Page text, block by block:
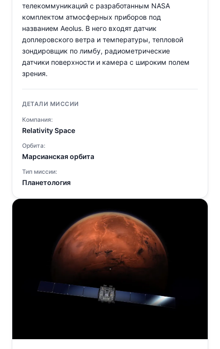
телекоммуникаций с разработанным NASA
комплектом атмосферных приборов под
названием Aeolus. В него входят датчик
доплеровского ветра и температуры, тепловой
зондировщик по лимбу, радиометрические
датчики поверхности и камера с широким полем
зрения.
ДЕТАЛИ МИССИИ
Компания:
Relativity Space
Орбита:
Марсианская орбита
Тип миссии:
Планетология